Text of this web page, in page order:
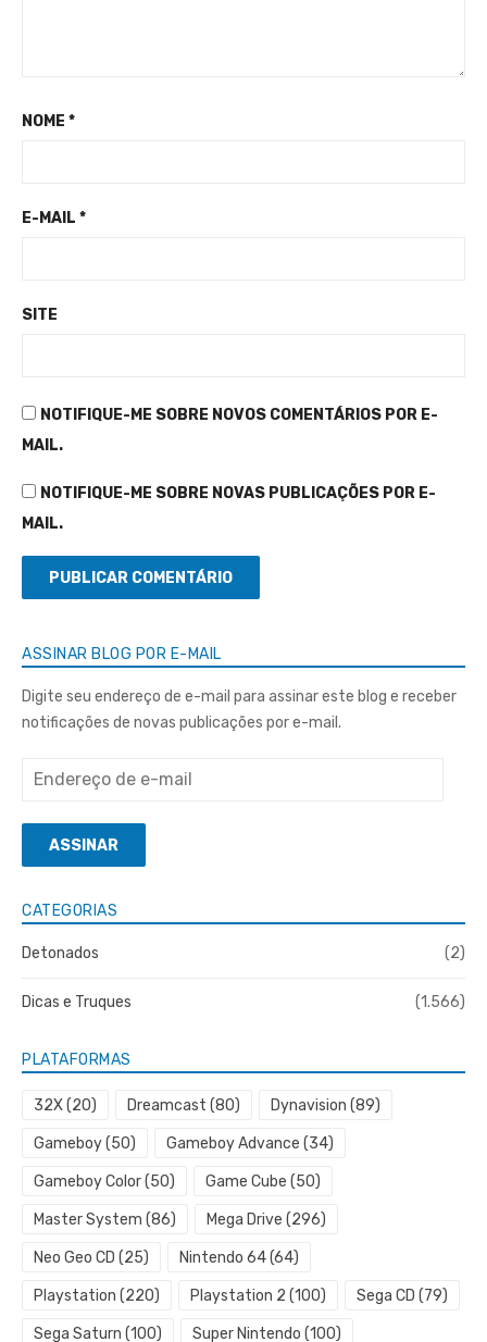
NOME *
E-MAIL *
SITE
NOTIFIQUE-ME SOBRE NOVOS COMENTÁRIOS POR E-
MAIL.
NOTIFIQUE-ME SOBRE NOVAS PUBLICAÇÕES POR E-
MAIL.
ASSINAR BLOG POR E-MAIL
Digite seu endereço de e-mail para assinar este blog e receber
notificações de novas publicações por e-mail.
Endereço
e-
mailASSINAR
CATEGORIAS
Detonados (2)
Dicas e Truques (1.566)
PLATAFORMAS
32X(20) Dreamcast (80) Dynavision (89)
Gameboy(50) Gameboy Advance (34)
Gameboy Color(50) Game Cube (50)
Master System (86) Mega Drive (296)
Neo Geo CD (25) Nintendo 64(64)
Playstation (220) Playstation 2 (100) Sega CD (79)
Sega Saturn (100) Super Nintendo (100)